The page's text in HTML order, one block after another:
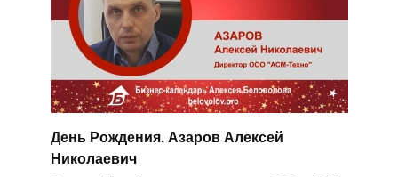
День Рождения. Азаров Алексей
Николаевич